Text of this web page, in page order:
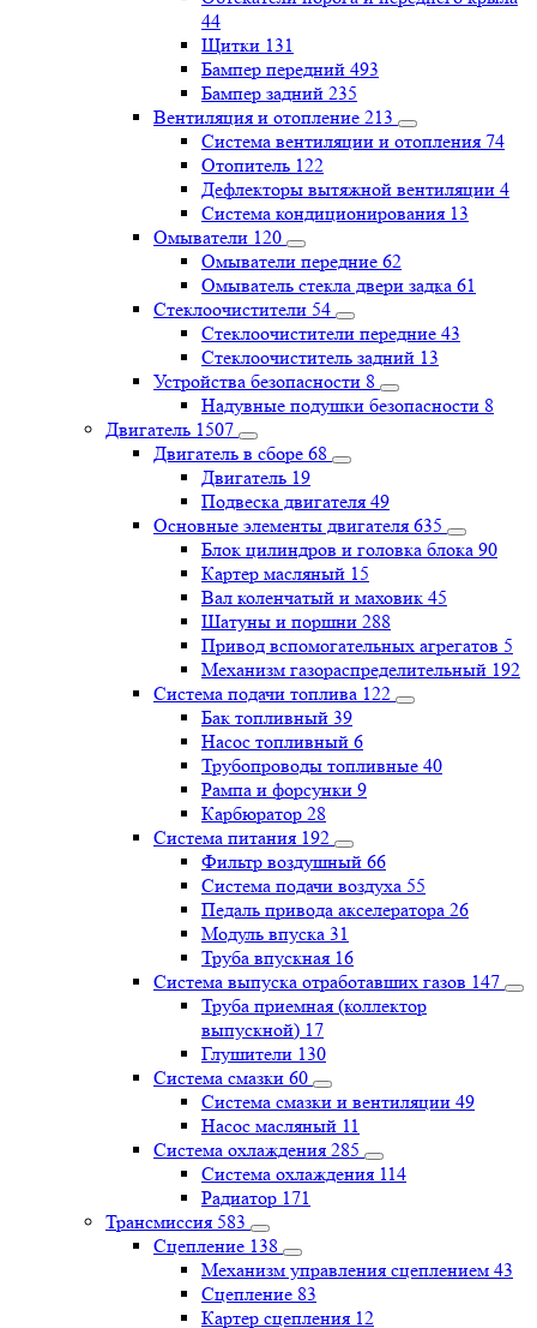
44
Щитки 131
Бампер передний 493
Бампер задний 235
Вентиляция и отопление 213
Система вентиляции и отопления 74
Отопитель 122
Дефлекторы вытяжной вентиляции 4
Система кондиционирования 13
Омыватели 120
Омыватели передние 62
Омыватель стекла двери задка 61
Стеклоочистители 54
Стеклоочистители передние 43
Стеклоочиститель задний 13
Устройства безопасности 8
Надувные подушки безопасности 8
Двигатель 1507
Двигатель в сборе 68
Двигатель 19
Подвеска двигателя 49
Основные элементы двигателя 635
Блок цилиндров и головка блока 90
Картер масляный 15
Вал коленчатый и маховик 45
Шатуны и поршни 288
Привод вспомогательных агрегатов 5
Механизм газораспределительный 192
Система подачи топлива 122
Бак топливный 39
Насос топливный 6
Трубопроводы топливные 40
Рампа и форсунки 9
Карбюратор 28
Система питания 192
Фильтр воздушный 66
Система подачи воздуха 55
Педаль привода акселератора 26
Модуль впуска 31
Труба впускная 16
Система выпуска отработавших газов 147
Труба приемная (коллектор
выпускной) 17
Глушители 130
Система смазки 60
Система смазки и вентиляции 49
Насос масляный 11
Система охлаждения 285
Система охлаждения 114
Радиатор 171
Трансмиссия 583
Сцепление 138
Механизм управления сцеплением 43
Сцепление 83
Картер сцепления 12